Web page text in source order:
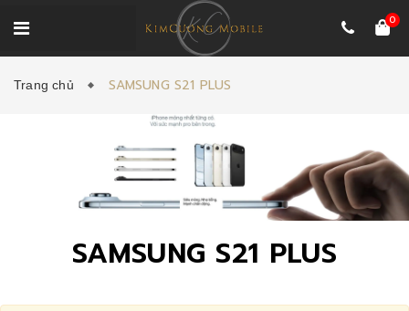
0
Trang chủ SAMSUNG S21 PLUS
SAMSUNG S21 PLUS